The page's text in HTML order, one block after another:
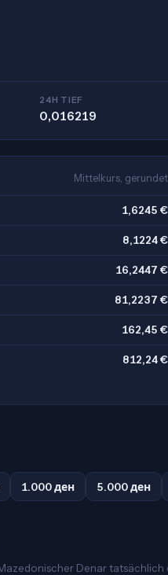
24H TIEF
0,016219
Mittelkurs, gerundet
1,6245 €
8,1224 €
16,2447 €
81,2237 €
162,45 €
812,24 €
1.000 ден 5.000 ден
Denar tatsächlich